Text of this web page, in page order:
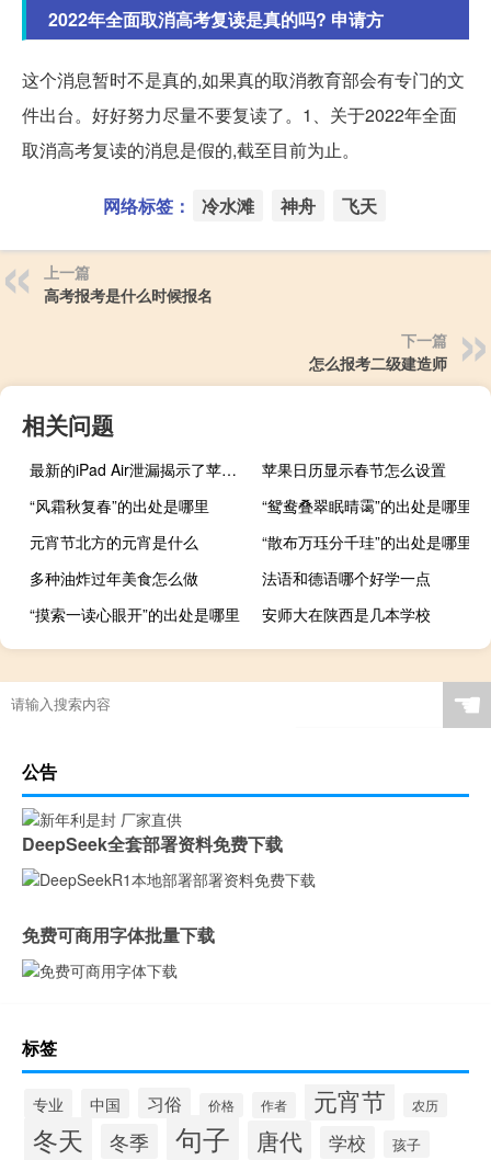
2022年全面取消高考复读是真的吗? 申请方
这个消息暂时不是真的,如果真的取消教育部会有专门的文
件出台。好好努力尽量不要复读了。1、关于2022年全面
取消高考复读的消息是假的,截至目前为止。
网络标签： 冷水滩 神舟 飞天
上一篇
高考报考是什么时候报名
下一篇
怎么报考二级建造师
相关问题
最新的iPad Air泄漏揭示了苹果唯一剩下的秘密
苹果日历显示春节怎么设置
“风霜秋复春”的出处是哪里
“鸳鸯叠翠眠晴霭”的出处是哪里
元宵节北方的元宵是什么
“散布万珏分千珪”的出处是哪里
多种油炸过年美食怎么做
法语和德语哪个好学一点
“摸索一读心眼开”的出处是哪里
安师大在陕西是几本学校
☚
公告
DeepSeek全套部署资料免费下载
免费可商用字体批量下载
标签
专业 中国 习俗 价格 作者 元宵节 农历
冬天 冬季 句子 唐代 学校 孩子